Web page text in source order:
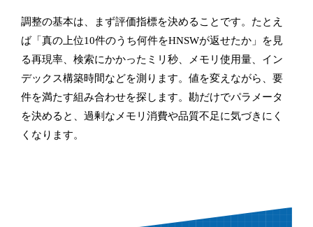
調整の基本は、まず評価指標を決めることです。たとえ
ば「真の上位10件のうち何件をHNSWが返せたか」を見
る再現率、検索にかかったミリ秒、メモリ使用量、イン
デックス構築時間などを測ります。値を変えながら、要
件を満たす組み合わせを探します。勘だけでパラメータ
を決めると、過剰なメモリ消費や品質不足に気づきにく
くなります。